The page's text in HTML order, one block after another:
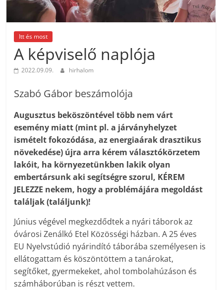
Itt és most
A képviselő naplója
2022.09.09. hirhalom
Szabó Gábor beszámolója
Augusztus beköszöntével több nem várt
esemény miatt (mint pl. a járványhelyzet
ismételt fokozódása, az energiaárak drasztikus
növekedése) újra arra kérem választókörzetem
lakóit, ha környezetünkben lakik olyan
embertársunk aki segítségre szorul, KÉREM
JELEZZE nekem, hogy a problémájára megoldást
találjak (találjunk)!
Június végével megkezdődtek a nyári táborok az
óvárosi Zenálkó Etel Közösségi házban. A 25 éves
EU Nyelvstúdió nyárindító táborába személyesen is
ellátogattam és köszöntöttem a tanárokat,
segítőket, gyermekeket, ahol tombolahúzáson és
számháborúban is részt vettem.